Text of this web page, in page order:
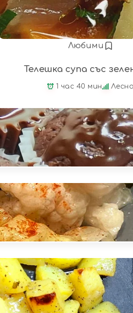
Любими
Телешка супа със
1 час 40 мин Лесно